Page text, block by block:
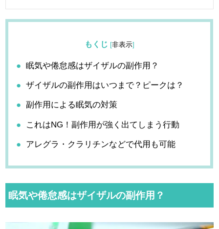
講師（科目:美容保健）
2018年9月〜現在 東京医科大学病院 研究補助員 （東京大学
もくじ [非表示]
眠気や倦怠感はザイザルの副作用？
ザイザルの副作用はいつまで？ピークは？
副作用による眠気の対策
これはNG！副作用が強く出てしまう行動
アレグラ・クラリチンなどで代用も可能
眠気や倦怠感はザイザルの副作用？